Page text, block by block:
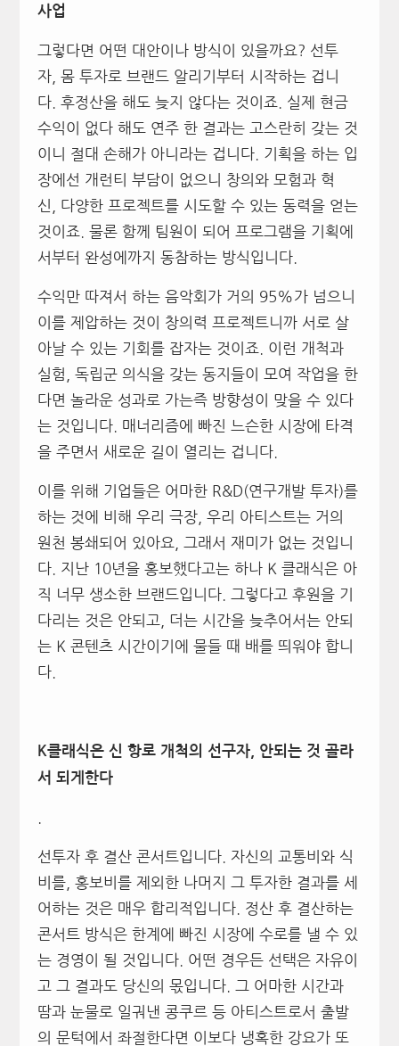
사업
그렇다면 어떤 대안이나 방식이 있을까요? 선투
자, 몸 투자로 브랜드 알리기부터 시작하는 겁니
다. 후정산을 해도 늦지 않다는 것이죠. 실제 현금
수익이 없다 해도 연주 한 결과는 고스란히 갖는 것
이니 절대 손해가 아니라는 겁니다. 기획을 하는 입
장에선 개런티 부담이 없으니 창의와 모험과 혁
신, 다양한 프로젝트를 시도할 수 있는 동력을 얻는
것이죠. 물론 함께 팀원이 되어 프로그램을 기획에
서부터 완성에까지 동참하는 방식입니다.
수익만 따져서 하는 음악회가 거의 95%가 넘으니
이를 제압하는 것이 창의력 프로젝트니까 서로 살
아날 수 있는 기회를 잡자는 것이죠. 이런 개척과
실험, 독립군 의식을 갖는 동지들이 모여 작업을 한
다면 놀라운 성과로 가는즉 방향성이 맞을 수 있다
는 것입니다. 매너리즘에 빠진 느슨한 시장에 타격
을 주면서 새로운 길이 열리는 겁니다.
이를 위해 기업들은 어마한 R&D(연구개발 투자)를
하는 것에 비해 우리 극장, 우리 아티스트는 거의
원천 봉쇄되어 있아요, 그래서 재미가 없는 것입니
다. 지난 10년을 홍보했다고는 하나 K 클래식은 아
직 너무 생소한 브랜드입니다. 그렇다고 후원을 기
다리는 것은 안되고, 더는 시간을 늦추어서는 안되
는 K 콘텐츠 시간이기에 물들 때 배를 띄워야 합니
다.
K클래식은 신 항로 개척의 선구자, 안되는 것 골라
서 되게한다
선투자 후 결산 콘서트입니다. 자신의 교통비와 식
비를, 홍보비를 제외한 나머지 그 투자한 결과를 세
어하는 것은 매우 합리적입니다. 정산 후 결산하는
콘서트 방식은 한계에 빠진 시장에 수로를 낼 수 있
는 경영이 될 것입니다. 어떤 경우든 선택은 자유이
고 그 결과도 당신의 몫입니다. 그 어마한 시간과
땀과 눈물로 일궈낸 콩쿠르 등 아티스트로서 출발
의 문턱에서 좌절한다면 이보다 냉혹한 강요가 또